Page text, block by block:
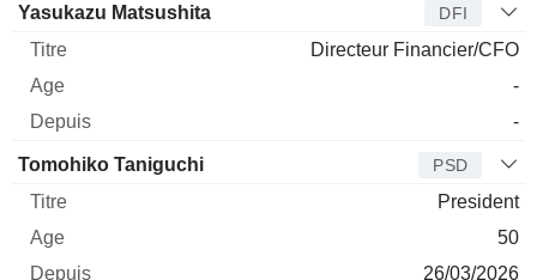
Dirigeant Titre Age Depuis
Yasukazu Matsushita DFI
Directeur Financier/CFO
-
-
Tomohiko Taniguchi PSD
President
50
26/03/2026